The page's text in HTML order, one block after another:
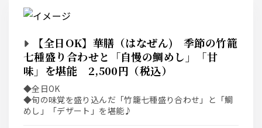
【全日OK】華膳（はなぜん) 季節の竹籠
七種盛り合わせと「自慢の鯛めし」「甘
味」を堪能 2,500円（税込）
◆全日OK
◆旬の味覚を盛り込んだ「竹籠七種盛り合わせ」と「鯛
めし」「デザート」を堪能♪